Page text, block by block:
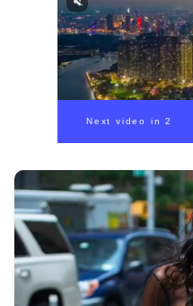
00:00/ 01:05